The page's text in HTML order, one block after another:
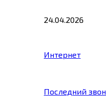
24.04.2026
Интернет
Последний